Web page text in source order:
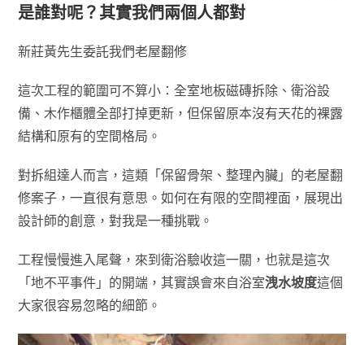
是誰對呢？其實我們兩個人都對
新莊黃先生委託我們老屋翻修
這次工程的範圍可不算小：全室地板磁磚拆除、衛浴設
備、木作櫃體全部打掉更新，但保留原本沒有天花的裸露
結構和原有的空間格局。
對拆組達人而言，這類「保留骨架、整理內臟」的老屋翻
修案子，一直很有意思。如何在有限的空間裡面，展現出
設計師的創意，對我是一種挑戰。
工程慢慢進入尾聲，來到衛浴驗收這一關，也就是這次
「地不平事件」的開端，其實誤會來自浴室洩水坡度這個
大家很容易忽略的細節。